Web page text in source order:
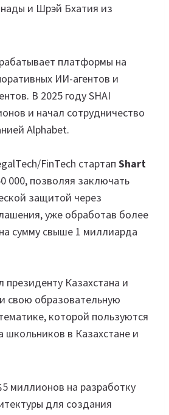
и Шрэй Бхатия из
платформы на
ИИ-агентов и
В 2025 году SHAI
и начал сотрудничество
Alphabet.
FinTech стартап Shart
000, позволяя заключать
защитой через
уже обработав более
сумму свыше 1 миллиарда
президенту Казахстана и
свою образовательную
которой пользуются
школьников в Казахстане и
миллионов на разработку
для создания